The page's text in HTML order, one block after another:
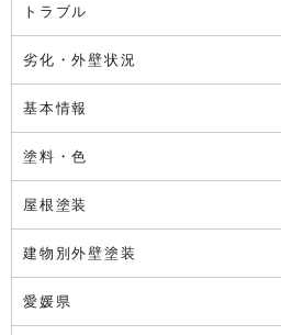
トラブル
劣化・外壁状況
基本情報
塗料・色
屋根塗装
建物別外壁塗装
愛媛県